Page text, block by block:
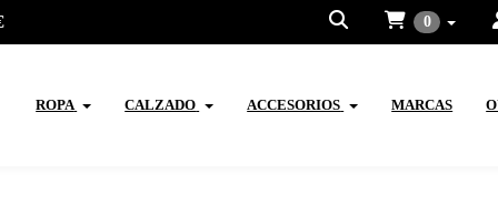
0
ROPA CALZADO ACCESORIOS MARCAS